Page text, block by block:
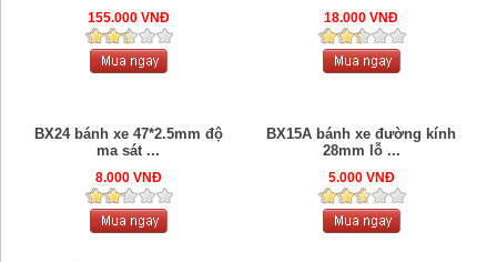
155.000 VNĐ 18.000 VNĐ
BX24 bánh xe 47*2.5mm độ
ma sát ...
8.000 VNĐ
BX15A bánh xe đường kính
28mm lỗ ...
5.000 VNĐ